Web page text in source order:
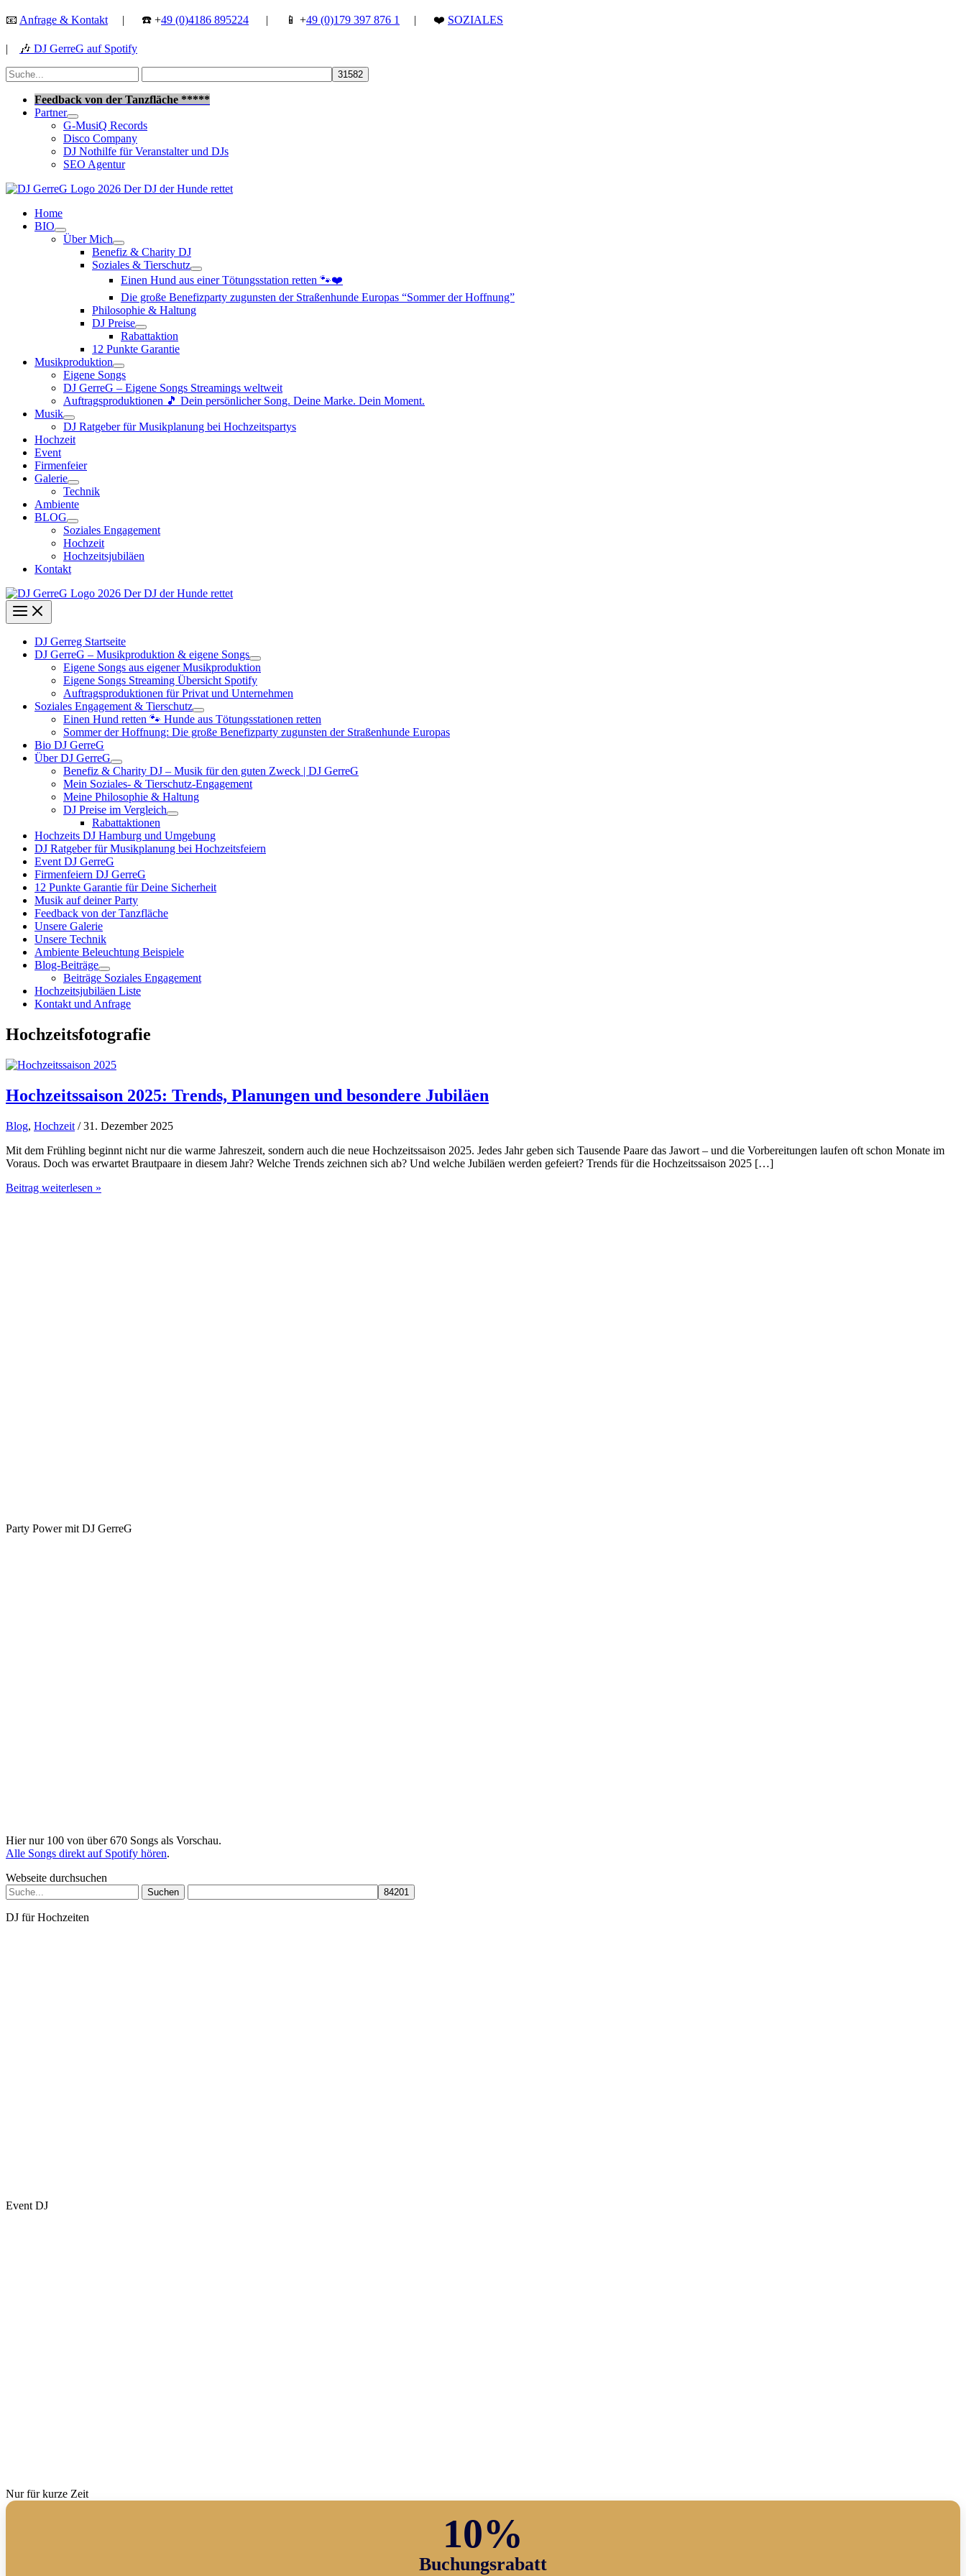
Zum
springen
📧 Anfrage & Kontakt | ☎️ +49 (0)4186 895224 | 📱 +49 (0)179 397 876 1 | ❤️ SOZIALES
| 🎶 DJ GerreG auf Spotify
Suchen
nach:
Feedback von der Tanzfläche *****
Partner
G-MusiQ Records
Disco Company
DJ Nothilfe für Veranstalter und DJs
SEO Agentur
Home
BIO
Über Mich
Benefiz & Charity DJ
Soziales & Tierschutz
Einen Hund aus einer Tötungsstation retten 🐾❤️
Die große Benefizparty zugunsten der Straßenhunde Europas “Sommer der Hoffnung”
Philosophie & Haltung
DJ Preise
Rabattaktion
12 Punkte Garantie
Musikproduktion
Eigene Songs
DJ GerreG – Eigene Songs Streamings weltweit
Auftragsproduktionen 🎵 Dein persönlicher Song. Deine Marke. Dein Moment.
Musik
DJ Ratgeber für Musikplanung bei Hochzeitspartys
Hochzeit
Event
Firmenfeier
Galerie
Technik
Ambiente
BLOG
Soziales Engagement
Hochzeit
Hochzeitsjubiläen
Kontakt
DJ Gerreg Startseite
DJ GerreG – Musikproduktion & eigene Songs
Eigene Songs aus eigener Musikproduktion
Eigene Songs Streaming Übersicht Spotify
Auftragsproduktionen für Privat und Unternehmen
Soziales Engagement & Tierschutz
Einen Hund retten 🐾 Hunde aus Tötungsstationen retten
Sommer der Hoffnung: Die große Benefizparty zugunsten der Straßenhunde Europas
Bio DJ GerreG
Über DJ GerreG
Benefiz & Charity DJ – Musik für den guten Zweck | DJ GerreG
Mein Soziales- & Tierschutz-Engagement
Meine Philosophie & Haltung
DJ Preise im Vergleich
Rabattaktionen
Hochzeits DJ Hamburg und Umgebung
DJ Ratgeber für Musikplanung bei Hochzeitsfeiern
Event DJ GerreG
Firmenfeiern DJ GerreG
12 Punkte Garantie für Deine Sicherheit
Musik auf deiner Party
Feedback von der Tanzfläche
Unsere Galerie
Unsere Technik
Ambiente Beleuchtung Beispiele
Blog-Beiträge
Beiträge Soziales Engagement
Hochzeitsjubiläen Liste
Kontakt und Anfrage
Hochzeitsfotografie
Hochzeitssaison 2025: Trends, Planungen und besondere Jubiläen
Blog, Hochzeit / 31. Dezember 2025
Mit dem Frühling beginnt nicht nur die warme Jahreszeit, sondern auch die neue Hochzeitssaison 2025. Jedes Jahr geben sich Tausende Paare das Jawort – und die Vorbereitungen laufen oft schon Monate im
Voraus. Doch was erwartet Brautpaare in diesem Jahr? Welche Trends zeichnen sich ab? Und welche Jubiläen werden gefeiert? Trends für die Hochzeitssaison 2025 […]
Hochzeitssaison
Beitrag weiterlesen »
Party Power mit DJ GerreG
Hier nur 100 von über 670 Songs als Vorschau.
Alle Songs direkt auf Spotify hören.
Webseite durchsuchen
Suchen
nach:
DJ für Hochzeiten
Event DJ
Nur für kurze Zeit
10%
Buchungsrabatt